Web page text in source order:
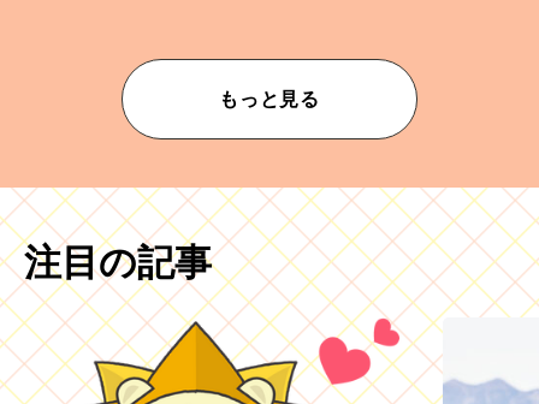
もっと見る
注目の記事